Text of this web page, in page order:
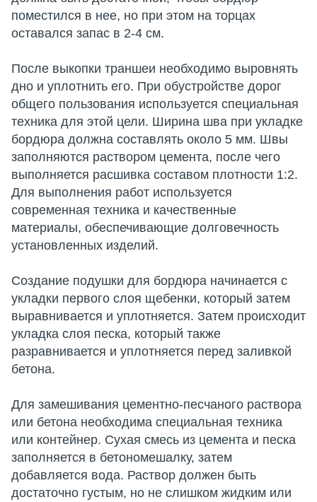
поместился в нее, но при этом на торцах
оставался запас в 2-4 см.
После выкопки траншеи необходимо выровнять
дно и уплотнить его. При обустройстве дорог
общего пользования используется специальная
техника для этой цели. Ширина шва при укладке
бордюра должна составлять около 5 мм. Швы
заполняются раствором цемента, после чего
выполняется расшивка составом плотности 1:2.
Для выполнения работ используется
современная техника и качественные
материалы, обеспечивающие долговечность
установленных изделий.
Создание подушки для бордюра начинается с
укладки первого слоя щебенки, который затем
выравнивается и уплотняется. Затем происходит
укладка слоя песка, который также
разравнивается и уплотняется перед заливкой
бетона.
Для замешивания цементно-песчаного раствора
или бетона необходима специальная техника
или контейнер. Сухая смесь из цемента и песка
заполняется в бетономешалку, затем
добавляется вода. Раствор должен быть
достаточно густым, но не слишком жидким или